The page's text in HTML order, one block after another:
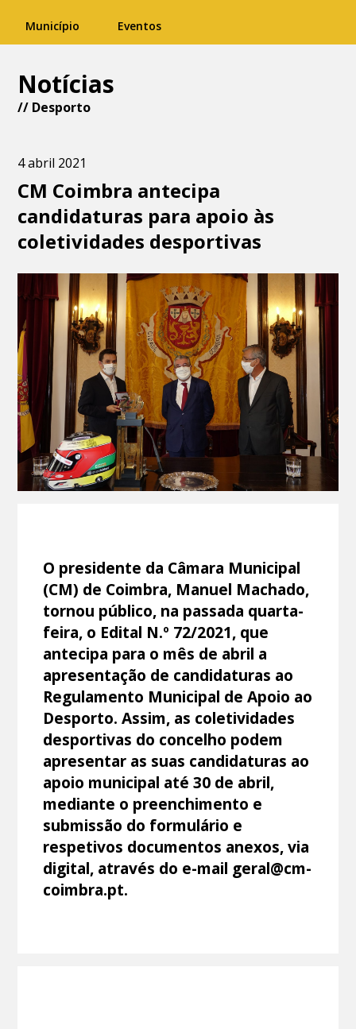
Município Eventos
Notícias
// Desporto
4 abril 2021
CM Coimbra antecipa
candidaturas para apoio às
coletividades desportivas
O presidente da Câmara Municipal
(CM) de Coimbra, Manuel Machado,
tornou público, na passada quarta-
feira, o Edital N.º 72/2021, que
antecipa para o mês de abril a
apresentação de candidaturas ao
Regulamento Municipal de Apoio ao
Desporto. Assim, as coletividades
desportivas do concelho podem
apresentar as suas candidaturas ao
apoio municipal até 30 de abril,
mediante o preenchimento e
submissão do formulário e
respetivos documentos anexos, via
digital, através do e-mail geral@cm-
coimbra.pt.